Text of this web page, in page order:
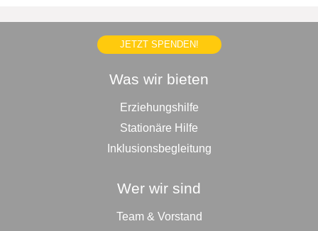
JETZT SPENDEN!
Was wir bieten
Erziehungshilfe
Stationäre Hilfe
Inklusionsbegleitung
Wer wir sind
Team & Vorstand